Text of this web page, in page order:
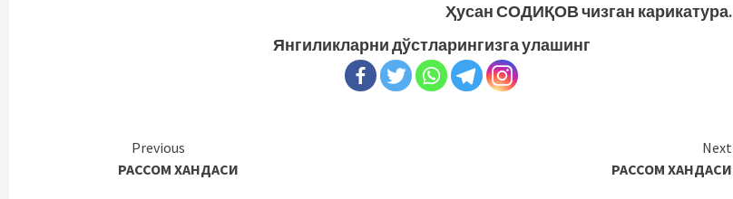
Ҳусан СОДИҚОВ чизган карикатура.
Янгиликларни дўстларингизга улашинг
Continue
Reading
Previous
РАССОМ ХАНДАСИ
Next
РАССОМ ХАНДАСИ